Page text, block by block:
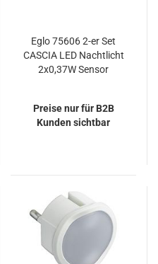
Eglo 75606 2-er Set
CASCIA LED Nachtlicht
2x0,37W Sensor
Preise nur für B2B
Kunden sichtbar